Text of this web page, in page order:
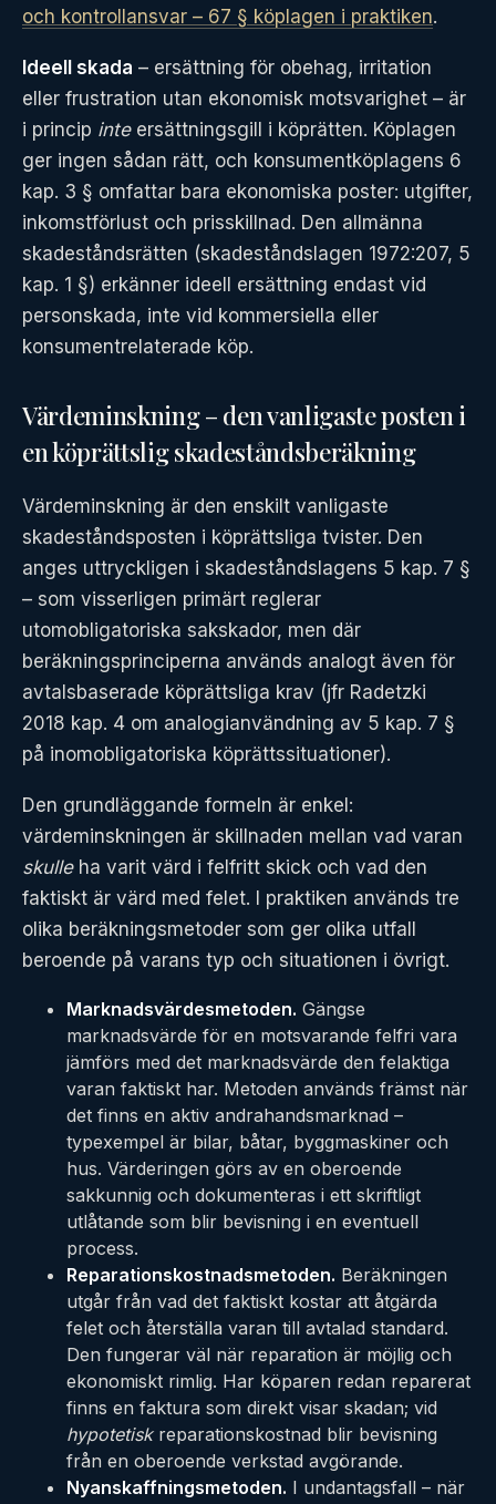
och kontrollansvar – 67 § köplagen i praktiken.
Ideell skada – ersättning för obehag, irritation
eller frustration utan ekonomisk motsvarighet – är
i princip inteersättningsgill i köprätten. Köplagen
ger ingen sådan rätt, och konsumentköplagens 6
kap. 3 § omfattar bara ekonomiska poster: utgifter,
inkomstförlust och prisskillnad. Den allmänna
skadeståndsrätten (skadeståndslagen 1972:207, 5
kap. 1 §) erkänner ideell ersättning endast vid
personskada, inte vid kommersiella eller
konsumentrelaterade köp.
Värdeminskning – den vanligaste posten i
en köprättslig skadeståndsberäkning
Värdeminskning är den enskilt vanligaste
skadeståndsposten i köprättsliga tvister. Den
anges uttryckligen i skadeståndslagens 5 kap. 7 §
– som visserligen primärt reglerar
utomobligatoriska sakskador, men där
beräkningsprinciperna används analogt även för
avtalsbaserade köprättsliga krav (jfr Radetzki
2018 kap. 4 om analogianvändning av 5 kap. 7 §
på inomobligatoriska köprättssituationer).
Den grundläggande formeln är enkel:
värdeminskningen är skillnaden mellan vad varan
skulleha varit värd i felfritt skick och vad den
faktiskt är värd med felet. I praktiken används tre
olika beräkningsmetoder som ger olika utfall
beroende på varans typ och situationen i övrigt.
Marknadsvärdesmetoden. Gängse
marknadsvärde för en motsvarande felfri vara
jämförs med det marknadsvärde den felaktiga
varan faktiskt har. Metoden används främst när
det finns en aktiv andrahandsmarknad –
typexempel är bilar, båtar, byggmaskiner och
hus. Värderingen görs av en oberoende
sakkunnig och dokumenteras i ett skriftligt
utlåtande som blir bevisning i en eventuell
process.
Reparationskostnadsmetoden. Beräkningen
utgår från vad det faktiskt kostar att åtgärda
felet och återställa varan till avtalad standard.
Den fungerar väl när reparation är möjlig och
ekonomiskt rimlig. Har köparen redan reparerat
finns en faktura som direkt visar skadan; vid
hypotetiskreparationskostnad blir bevisning
från en oberoende verkstad avgörande.
Nyanskaffningsmetoden. I undantagsfall – när